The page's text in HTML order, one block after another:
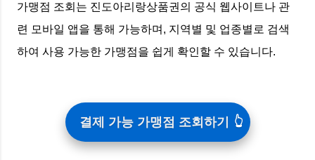
가맹점 조회는 진도아리랑상품권의 공식 웹사이트나 관
련 모바일 앱을 통해 가능하며, 지역별 및 업종별로 검색
하여 사용 가능한 가맹점을 쉽게 확인할 수 있습니다.
결제 가능 가맹점 조회하기